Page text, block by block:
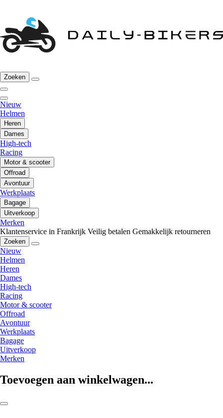
Zoeken
Nieuw
Helmen
Heren
Dames
High-tech
Racing
Motor & scooter
Offroad
Avontuur
Werkplaats
Bagage
Uitverkoop
Merken
Klantenservice in Frankrijk Veilig betalen Gemakkelijk retourneren
Zoeken
Nieuw
Helmen
Heren
Dames
High-tech
Racing
Motor & scooter
Offroad
Avontuur
Werkplaats
Bagage
Uitverkoop
Merken
Toevoegen aan winkelwagen...